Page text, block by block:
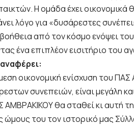
Η ομάδα έχει οικονομικά
λόγο για «δυσάρεστες
από τον κόσμο ενόψει
ένα επιπλέον εισιτήριο του
οικονομική ενίσχυση του
συνεπειών, είναι μεγάλη
ΑΜΒΡΑΚΙΚΟΥ θα σταθεί κι αυτή
ώμους του τον ιστορικό μας